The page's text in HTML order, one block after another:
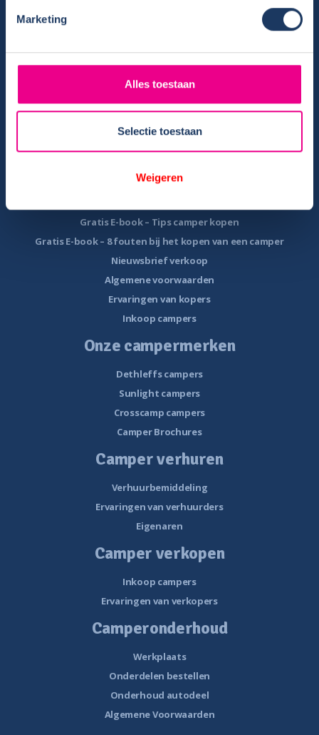
Marketing
Alles toestaan
Selectie toestaan
Weigeren
Ervaringen van huurders
Reiservaring delen
Instructievideo
Reisinformatie
Veelgestelde vragen
Camper te koop
Gratis E-book – Tips camper kopen
Gratis E-book – 8 fouten bij het kopen van een camper
Nieuwsbrief verkoop
Algemene voorwaarden
Ervaringen van kopers
Inkoop campers
Onze campermerken
Dethleffs campers
Sunlight campers
Crosscamp campers
Camper Brochures
Camper verhuren
Verhuurbemiddeling
Ervaringen van verhuurders
Eigenaren
Camper verkopen
Inkoop campers
Ervaringen van verkopers
Camperonderhoud
Werkplaats
Onderdelen bestellen
Onderhoud autodeel
Algemene Voorwaarden